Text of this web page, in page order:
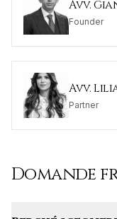
Avv.
Founder
Avv.
Partner
Domande